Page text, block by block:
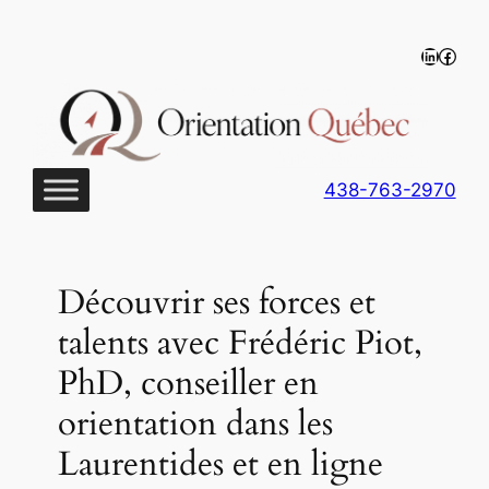
LinkedIn
438-763-2970
Découvrir ses forces et
talents avec Frédéric Piot,
PhD, conseiller en
orientation dans les
Laurentides et en ligne